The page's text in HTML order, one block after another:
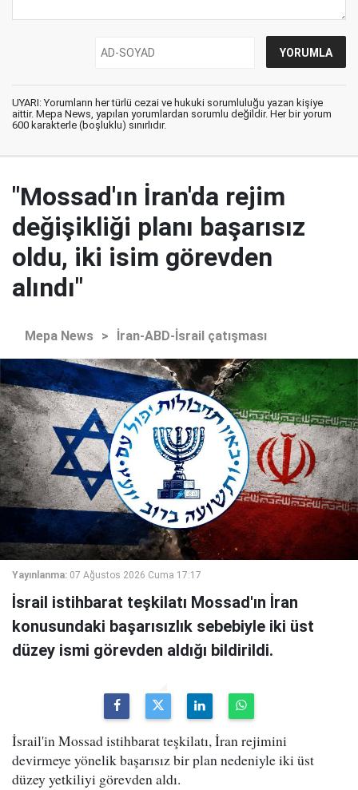
UYARI: Yorumların her türlü cezai ve hukuki sorumluluğu yazan kişiye
aittir. Mepa News, yapılan yorumlardan sorumlu değildir. Her bir yorum
600 karakterle (boşluklu) sınırlıdır.
"Mossad'ın İran'da rejim
değişikliği planı başarısız
oldu, iki isim görevden
alındı"
Mepa News > İran-ABD-İsrail çatışması
Yayınlanma: 07 Ağustos 2026 Cuma 17:17
İsrail istihbarat teşkilatı Mossad'ın İran
konusundaki başarısızlık sebebiyle iki üst
düzey ismi görevden aldığı bildirildi.
İsrail'in Mossad istihbarat teşkilatı, İran rejimini
devirmeye yönelik başarısız bir plan nedeniyle iki üst
düzey yetkiliyi görevden aldı.